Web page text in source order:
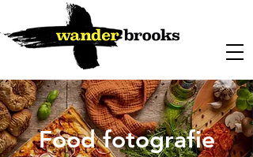
Food fotografie